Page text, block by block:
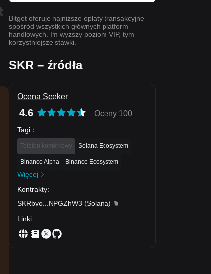
Bitget oferuje najniższe opłaty transakcyjne
spośród wszystkich głównych platform
handlowych. Im wyższy poziom VIP, tym
korzystniejsze stawki.
SKR – źródła
Ocena Seeker
4.6 Oceny 100
Tagi ：
Telefon komórkowy Solana Ecosystem
Binance Alpha Binance Ecosystem
Więcej
Kontrakty:
SKRbvo
NPGZhW3 (Solana)
Linki: